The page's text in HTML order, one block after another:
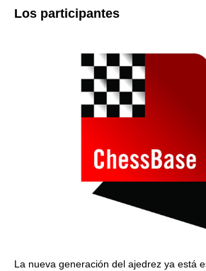
Los participantes
La nueva generación del ajedrez ya está